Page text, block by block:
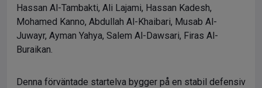
Hassan Al-Tambakti, Ali Lajami, Hassan Kadesh,
Mohamed Kanno, Abdullah Al-Khaibari, Musab Al-
Juwayr, Ayman Yahya, Salem Al-Dawsari, Firas Al-
Buraikan.
Denna förväntade startelva bygger på en stabil defensiv